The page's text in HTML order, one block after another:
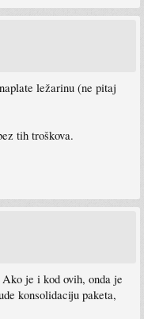
ležarinu (ne pitaj
tih troškova.
je i kod ovih, onda je
konsolidaciju paketa,